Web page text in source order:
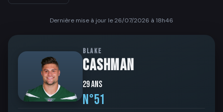
Dernière mise à jour le 26/07/2026 à 18h46
BLAKE
CASHMAN
29 ans
N°51